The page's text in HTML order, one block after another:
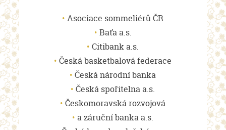
Asociace sommeliérů ČR
Baťa a.s.
Citibank a.s.
Česká basketbalová federace
Česká národní banka
Česká spořitelna a.s.
Českomoravská rozvojová
a záruční banka a.s.